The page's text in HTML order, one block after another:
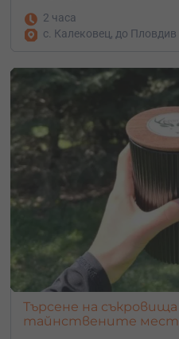
2 часа
с. Калековец, до Пловдив
Търсене на съкровища
тайнствените